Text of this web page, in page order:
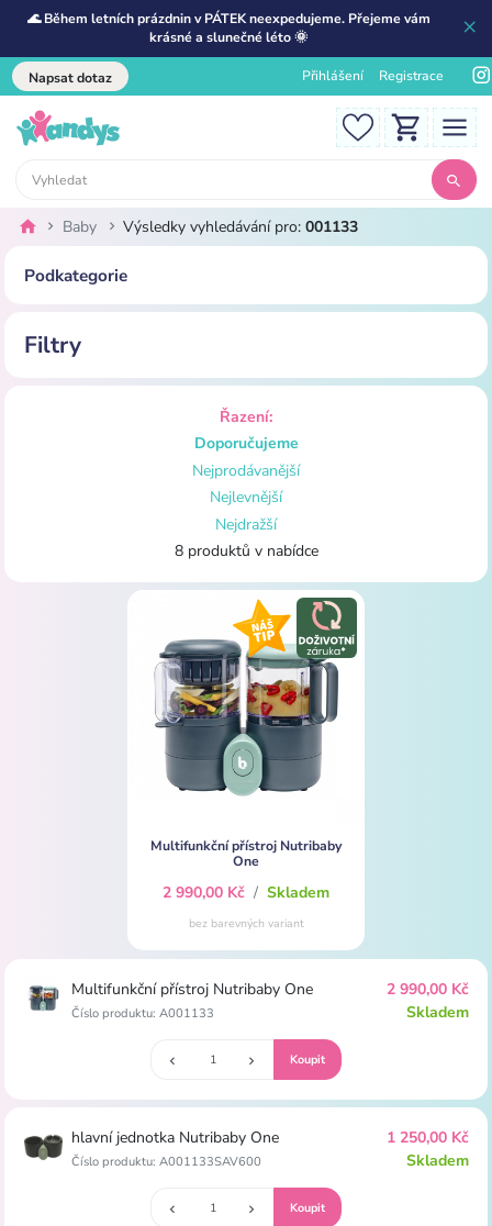
🌊 Během letních prázdnin v PÁTEK neexpedujeme. Přejeme vám
krásné a slunečné léto 🌞
Napsat dotaz Přihlášení Registrace
Baby Výsledky vyhledávání pro: 001133
Podkategorie
Filtry
Řazení:
Doporučujeme
Nejprodávanější
Nejlevnější
Nejdražší
8 produktů v nabídce
Multifunkční přístroj Nutribaby
One
2 990,00 Kč / Skladem
bez barevných variant
Multifunkční přístroj Nutribaby One
Číslo produktu: A001133
2 990,00 Kč
Skladem
hlavní jednotka Nutribaby One
Číslo produktu: A001133SAV600
1 250,00 Kč
Skladem